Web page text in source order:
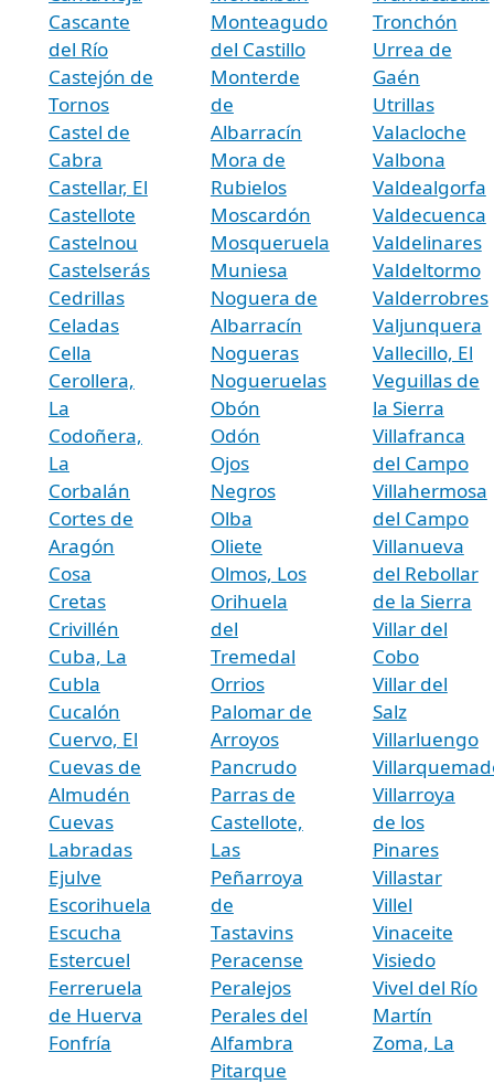
Cascante
del Río
Castejón de
Tornos
Castel de
Cabra
Castellar, El
Castellote
Castelnou
Castelserás
Cedrillas
Celadas
Cella
Cerollera,
La
Codoñera,
La
Corbalán
Cortes de
Aragón
Cosa
Cretas
Crivillén
Cuba, La
Cubla
Cucalón
Cuervo, El
Cuevas de
Almudén
Cuevas
Labradas
Ejulve
Escorihuela
Escucha
Estercuel
Ferreruela
de Huerva
Fonfría
Monteagudo
del Castillo
Monterde
de
Albarracín
Mora de
Rubielos
Moscardón
Mosqueruela
Muniesa
Noguera de
Albarracín
Nogueras
Nogueruelas
Obón
Odón
Ojos
Negros
Olba
Oliete
Olmos, Los
Orihuela
del
Tremedal
Orrios
Palomar de
Arroyos
Pancrudo
Parras de
Castellote,
Las
Peñarroya
de
Tastavins
Peracense
Peralejos
Perales del
Alfambra
Pitarque
Tronchón
Urrea de
Gaén
Utrillas
Valacloche
Valbona
Valdealgorfa
Valdecuenca
Valdelinares
Valdeltormo
Valderrobres
Valjunquera
Vallecillo, El
Veguillas de
la Sierra
Villafranca
del Campo
Villahermosa
del Campo
Villanueva
del Rebollar
de la Sierra
Villar del
Cobo
Villar del
Salz
Villarluengo
Villarroya
de los
Pinares
Villastar
Villel
Vinaceite
Visiedo
Vivel del Río
Martín
Zoma, La